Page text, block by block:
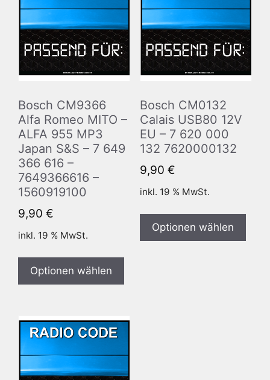
Bosch CM9366
Alfa Romeo MITO –
ALFA 955 MP3
Japan S&S – 7 649
366 616 –
7649366616 –
1560919100
9,90 €
inkl. 19 % MwSt.
Optionen wählen
Bosch CM0132
Calais USB80 12V
EU – 7 620 000
132 7620000132
9,90 €
inkl. 19 % MwSt.
Optionen wählen